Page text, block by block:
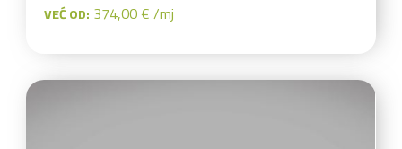
VEĆ OD: 374,00 € /mj